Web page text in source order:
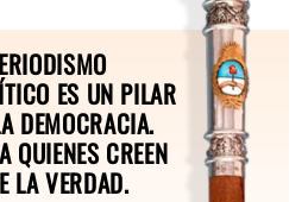
ES UN PILAR
DEMOCRACIA.
QUIENES CREEN
LA VERDAD.